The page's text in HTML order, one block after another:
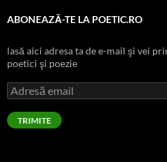
ABONEAZĂ-TE LA POETIC.RO
lasă aici adresa ta de e-mail şi vei
poetici şi poezie
Adresă
email
TRIMITE